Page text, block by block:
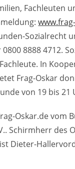
Fachleuten
Sozialrecht
8888 4712.
In
Frag-Oskar
von 19 bis 21
Oskar.de vom
Schirmherr des
Dieter-